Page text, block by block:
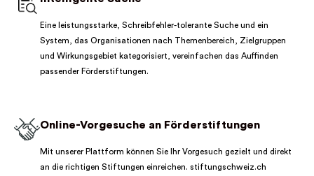
Eine leistungsstarke, Schreibfehler-tolerante Suche und ein
System, das Organisationen nach Themenbereich, Zielgruppen
und Wirkungsgebiet kategorisiert, vereinfachen das Auffinden
passender Förderstiftungen.
Online-Vorgesuche an Förderstiftungen
Mit unserer Plattform können Sie Ihr Vorgesuch gezielt und direkt
an die richtigen Stiftungen einreichen. stiftungschweiz.ch